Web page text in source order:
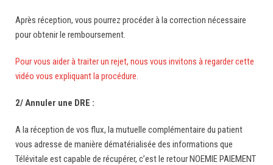
Après réception, vous pourrez procéder à la correction nécessaire
pour obtenir le remboursement.
Pour vous aider à traiter un rejet, nous vous invitons à regarder cette
vidéo vous expliquant la procédure.
2/ Annuler une DRE :
A la réception de vos flux, la mutuelle complémentaire du patient
vous adresse de manière dématérialisée des informations que
Télévitale est capable de récupérer, c’est le retour NOEMIE PAIEMENT